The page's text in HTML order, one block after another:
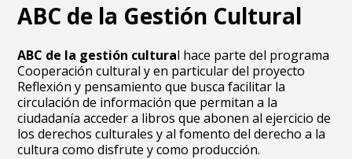
ABC de la Gestión Cultural
ABC de la gestión cultural hace parte del programa
Cooperación cultural y en particular del proyecto
Reflexión y pensamiento que busca facilitar la
circulación de información que permitan a la
ciudadanía acceder a libros que abonen al ejercicio de
los derechos culturales y al fomento del derecho a la
cultura como disfrute y como producción.